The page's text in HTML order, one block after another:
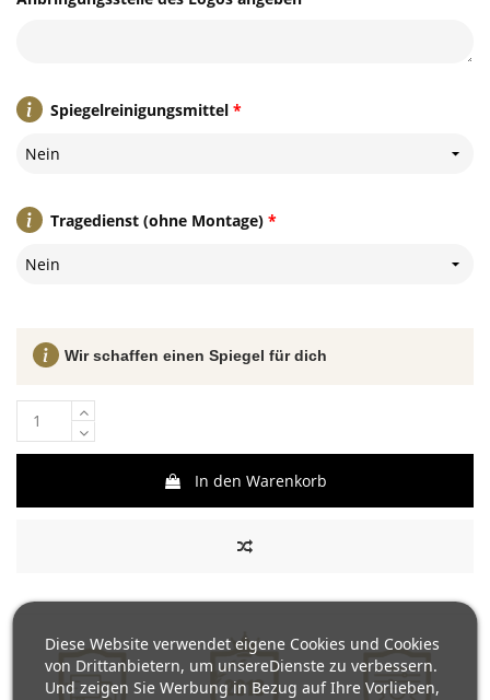
*
Spiegelreinigungsmittel
Nein
*
Tragedienst (ohne Montage)
Nein
In den Warenkorb
Wir schaffen einen Spiegel für dich
Diese Website verwendet eigene Cookies und Cookies
von Drittanbietern, um unsereDienste zu verbessern.
Und zeigen Sie Werbung in Bezug auf Ihre Vorlieben,